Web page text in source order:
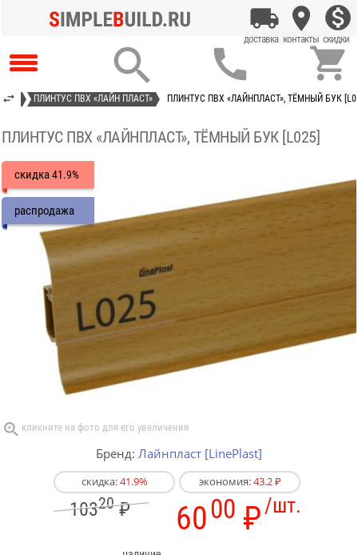
  
ПЛИНТУС ПВХ «ЛАЙН ПЛАСТ» ПЛИНТУС ПВХ «ЛАЙНПЛАСТ», ТЁМНЫЙ БУК
ПЛИНТУС ПВХ «ЛАЙНПЛАСТ», ТЁМНЫЙ БУК [L025]
скидка41.9%
распродажа
Бренд: Лайнпласт [LinePlast]
скидка:41.9% экономия:43.2 ₽
10320₽ /шт.
6000 ₽